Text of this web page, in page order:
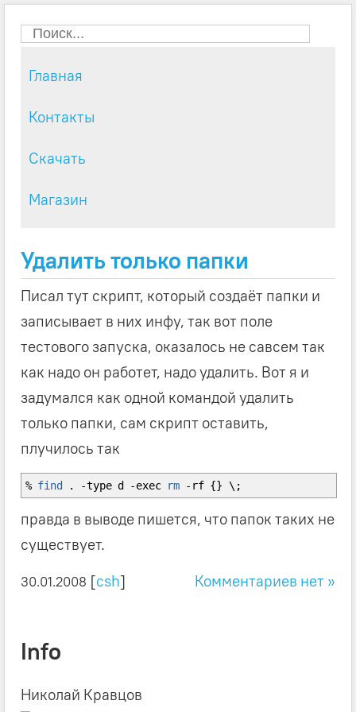
Главная
Контакты
Скачать
Магазин
Удалить только папки
Писал тут скрипт, который создаёт папки и
записывает в них инфу, так вот поле
тестового запуска, оказалось не савсем так
как надо он работет, надо удалить. Вот я и
задумался как одной командой удалить
только папки, сам скрипт оставить,
плучилось так
% find . -type d -exec rm -rf {} \;
правда в выводе пишется, что папок таких не
существует.
30.01.2008 [csh] Комментариев нет »
Info
Николай Кравцов